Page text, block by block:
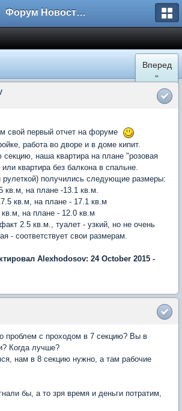
Форум Новостройки
Вперед
»
свой первый отчет на форуме
работа во дворе и в доме кипит.
наша квартира на плане "розовая
квартира без балкона в спальне.
получились следующие размеры:
кв.м, на плане -13.1 кв.м.
кв.м, на плане - 17.1 кв.м
на плане - 12.0 кв.м
2.5 кв.м., туалет - узкий, но не очень
- соответствует свои размерам.
Alexhodosov: 24 October 2015 -
проблем с проходом в 7 секцию? Вы в
Когда лучше?
нам в 8 секцию нужно, а там рабочие
бы, а то зря время и деньги потратим,